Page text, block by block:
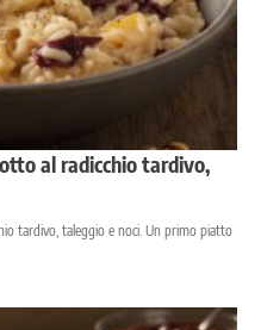
al radicchio tardivo,
tardivo, taleggio e noci. Un primo piatto